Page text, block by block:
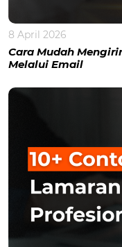
8 April 2026
Cara Mudah
Melalui Email